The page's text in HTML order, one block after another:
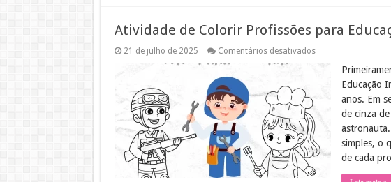
Atividade de Colorir Profissões para
21 de julho de 2025 Comentários desativadosem
Profissões
Educação
Infantil
Educação
anos. Em
de cinza
simples, o
de cada